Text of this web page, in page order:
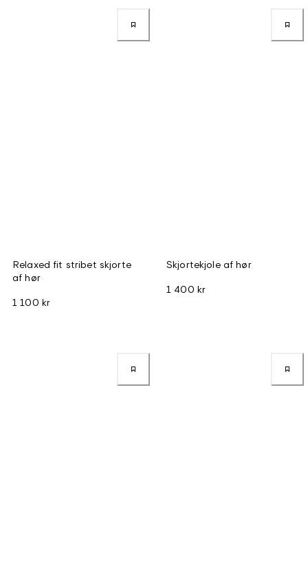
Relaxed fit stribet skjorte
af hør
1 100 kr
Skjortekjole af hør
1 400 kr